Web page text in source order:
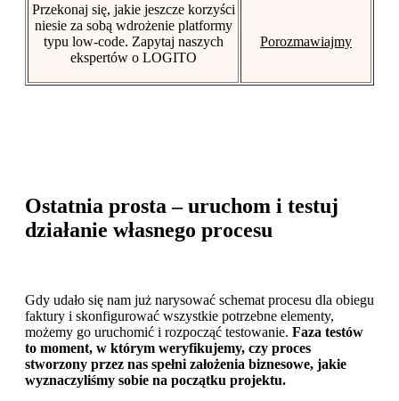
Przekonaj się, jakie jeszcze korzyści
niesie za sobą wdrożenie platformy
typu low-code. Zapytaj naszych
ekspertów o LOGITO
Porozmawiajmy
Ostatnia prosta – uruchom i testuj
działanie własnego procesu
Gdy udało się nam już narysować schemat procesu dla obiegu
faktury i skonfigurować wszystkie potrzebne elementy,
możemy go uruchomić i rozpocząć testowanie. Faza testów
to moment, w którym weryfikujemy, czy proces
stworzony przez nas spełni założenia biznesowe, jakie
wyznaczyliśmy sobie na początku projektu.